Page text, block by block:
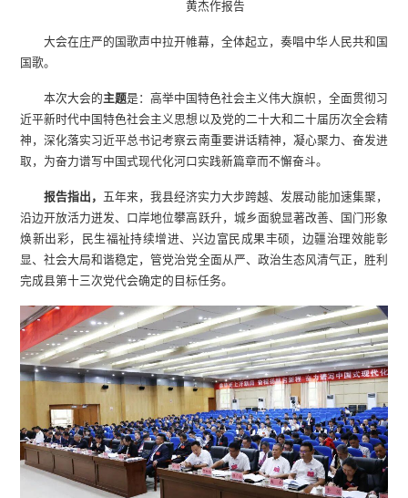
黄杰作报告
大会在庄严的国歌声中拉开帷幕，全体起立，奏唱中华人民共和国
国歌。
本次大会的主题是：高举中国特色社会主义伟大旗帜，全面贯彻习
近平新时代中国特色社会主义思想以及党的二十大和二十届历次全会精
神，深化落实习近平总书记考察云南重要讲话精神，凝心聚力、奋发进
取，为奋力谱写中国式现代化河口实践新篇章而不懈奋斗。
报告指出， 五年来，我县经济实力大步跨越、发展动能加速集聚，
沿边开放活力迸发、口岸地位攀高跃升，城乡面貌显著改善、国门形象
焕新出彩，民生福祉持续增进、兴边富民成果丰硕，边疆治理效能彰
显、社会大局和谐稳定，管党治党全面从严、政治生态风清气正，胜利
完成县第十三次党代会确定的目标任务。